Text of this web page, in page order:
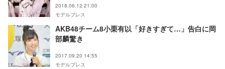
2018.06.12 21:00
モデルプレス
AKB48チーム8小栗有以「好きすぎて…」告白に岡
部麟驚き
2017.09.20 14:55
モデルプレス